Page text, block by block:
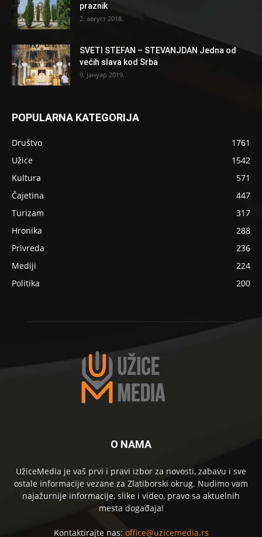
praznik
2. август 2018.
SVETI STEFAN – STEVANJDAN Jedna od
većih slava kod Srba
9. јануар 2019.
POPULARNA KATEGORIJA
Društvo
1761
Užice
1542
Kultura
571
Čajetina
447
Turizam
317
Hronika
288
Privreda
236
Mediji
224
Politika
200
O NAMA
UžiceMedia je vaš prvi i pravi izbor za novosti, zabavu i sve
ostale informacije vezane za Zlatiborski okrug. Nudimo vam
najažurnije informacije, slike i video, pravo sa aktuelnih
mesta događaja!
Kontaktirajte nas: office@uzicemedia.rs